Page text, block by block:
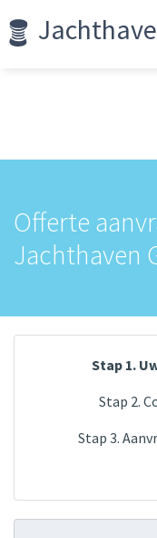
Offerte
Jachthaven
Stap 1.
Stap 2.
Stap 3.